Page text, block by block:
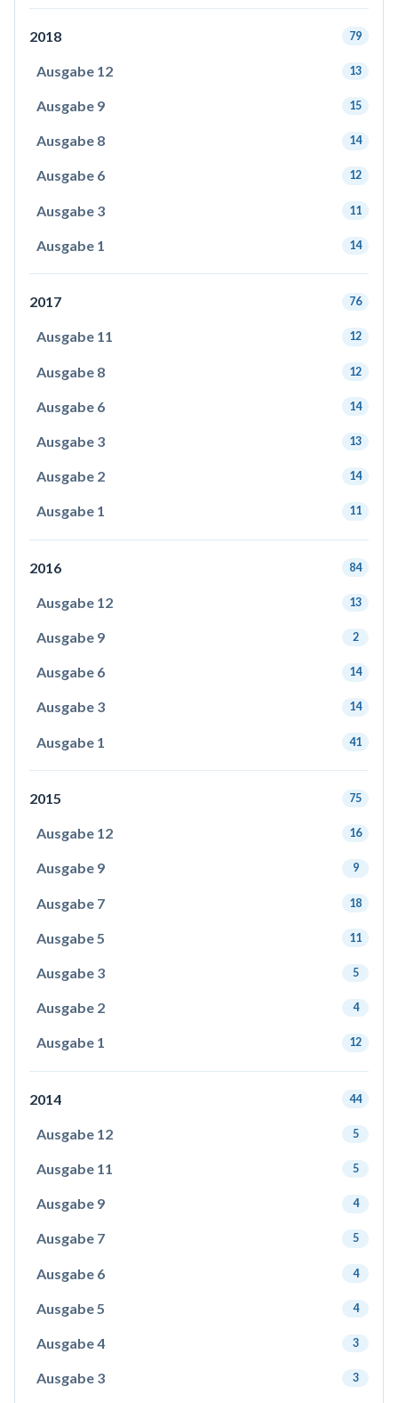
2018 79
Ausgabe 12 13
Ausgabe 9 15
Ausgabe 8 14
Ausgabe 6 12
Ausgabe 3 11
Ausgabe 1 14
2017 76
Ausgabe 11 12
Ausgabe 8 12
Ausgabe 6 14
Ausgabe 3 13
Ausgabe 2 14
Ausgabe 1 11
2016 84
Ausgabe 12 13
Ausgabe 9 2
Ausgabe 6 14
Ausgabe 3 14
Ausgabe 1 41
2015 75
Ausgabe 12 16
Ausgabe 9 9
Ausgabe 7 18
Ausgabe 5 11
Ausgabe 3 5
Ausgabe 2 4
Ausgabe 1 12
2014 44
Ausgabe 12 5
Ausgabe 11 5
Ausgabe 9 4
Ausgabe 7 5
Ausgabe 6 4
Ausgabe 5 4
Ausgabe 4 3
Ausgabe 3 3